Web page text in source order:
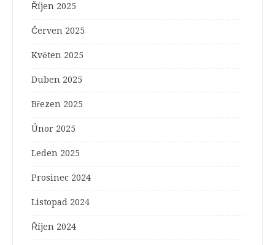
Říjen 2025
Červen 2025
Květen 2025
Duben 2025
Březen 2025
Únor 2025
Leden 2025
Prosinec 2024
Listopad 2024
Říjen 2024